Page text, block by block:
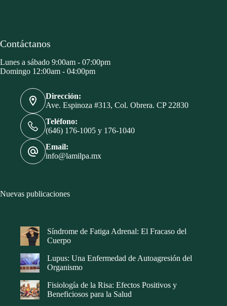
Contáctanos
Lunes a sábado 9:00am - 07:00pm
Domingo 12:00am - 04:00pm
Dirección:
Ave. Espinoza #313, Col. Obrera. CP 22830
Teléfono:
(646) 176-1005 y 176-1040
Email:
info@lamilpa.mx
Nuevas publicaciones
Síndrome de Fatiga Adrenal: El Fracaso del
Cuerpo
Lupus: Una Enfermedad de Autoagresión del
Organismo
Fisiología de la Risa: Efectos Positivos y
Beneficiosos para la Salud